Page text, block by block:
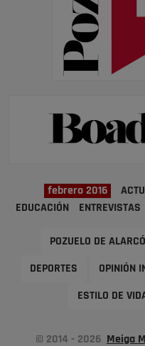
febrero 2016
EDUCACIÓN
ENTREVISTAS
POZUELO DE
DEPORTES OPINIÓN
ESTILO DE
© 2014 - 2026 Meiga